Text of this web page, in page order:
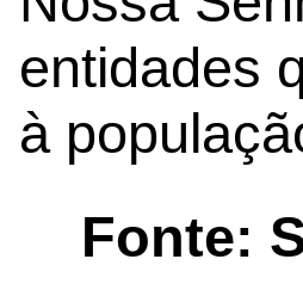
entidades
à
Fonte: